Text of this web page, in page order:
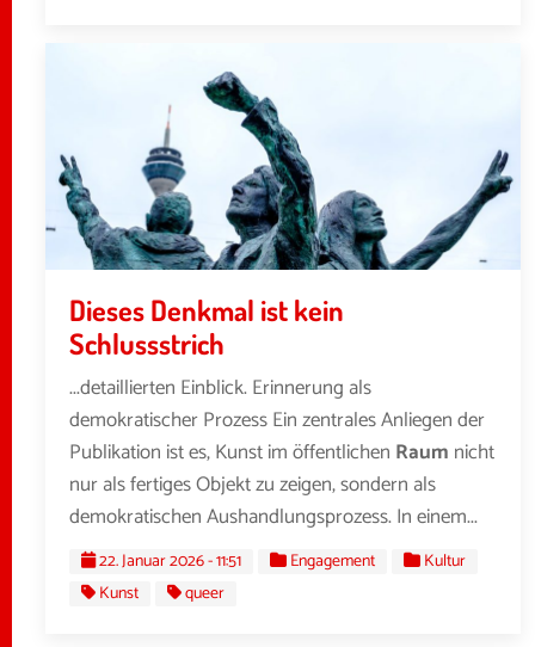
Dieses Denkmal ist kein
Schlussstrich
...detaillierten Einblick. Erinnerung als
demokratischer Prozess Ein zentrales Anliegen der
Publikation ist es, Kunst im öffentlichen Raum nicht
nur als fertiges Objekt zu zeigen, sondern als
demokratischen Aushandlungsprozess. In einem...
22. Januar 2026 - 11:51 Engagement
Kultur
Kunst
queer